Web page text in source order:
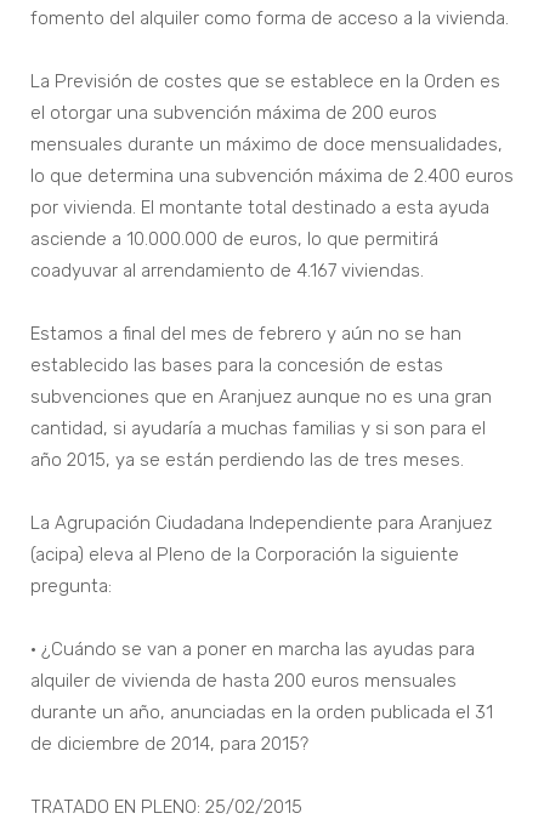
fomento del alquiler como forma de acceso a la vivienda.
La Previsión de costes que se establece en la Orden es
el otorgar una subvención máxima de 200 euros
mensuales durante un máximo de doce mensualidades,
lo que determina una subvención máxima de 2.400 euros
por vivienda. El montante total destinado a esta ayuda
asciende a 10.000.000 de euros, lo que permitirá
coadyuvar al arrendamiento de 4.167 viviendas.
Estamos a final del mes de febrero y aún no se han
establecido las bases para la concesión de estas
subvenciones que en Aranjuez aunque no es una gran
cantidad, si ayudaría a muchas familias y si son para el
año 2015, ya se están perdiendo las de tres meses.
La Agrupación Ciudadana Independiente para Aranjuez
(acipa) eleva al Pleno de la Corporación la siguiente
pregunta:
• ¿Cuándo se van a poner en marcha las ayudas para
alquiler de vivienda de hasta 200 euros mensuales
durante un año, anunciadas en la orden publicada el 31
de diciembre de 2014, para 2015?
TRATADO EN PLENO: 25/02/2015